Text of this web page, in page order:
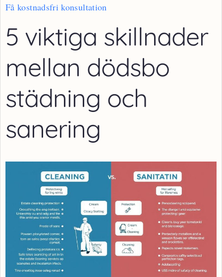
Få kostnadsfri konsultation
5 viktiga skillnader
mellan dödsbo
städning och
sanering